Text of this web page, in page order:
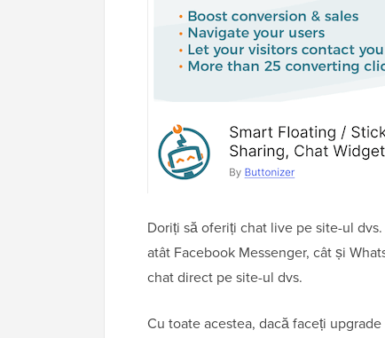
Doriți să oferiți chat live pe site-ul
atât Facebook Messenger, cât și
chat direct pe site-ul dvs.
Cu toate acestea, dacă faceți